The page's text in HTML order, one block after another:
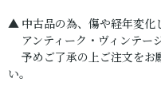
▲ 中古品の為、傷や経年変化
アンティーク・ヴィンテー
予めご了承の上ご注文をお
い。